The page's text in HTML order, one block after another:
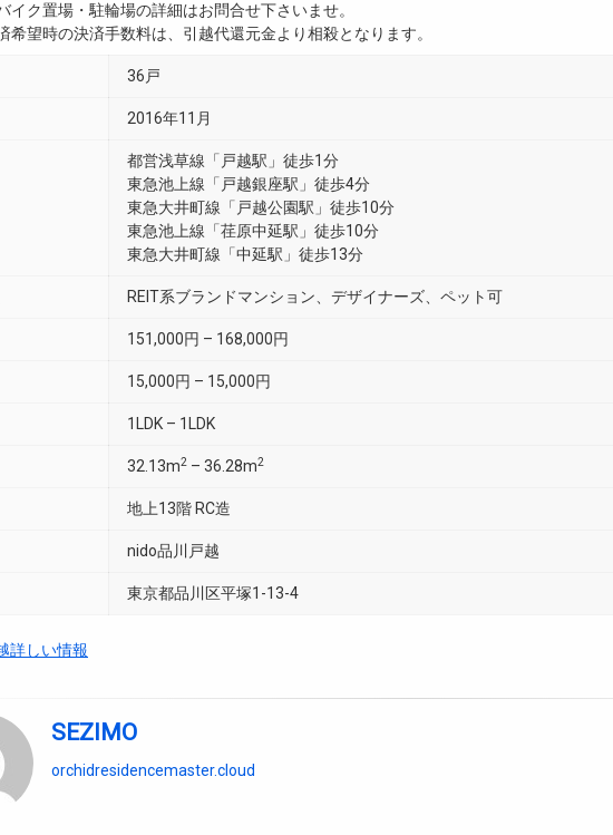
イク置場・駐輪場の詳細はお問合せ下さいませ。
希望時の決済手数料は、引越代還元金より相殺となります。
36戸
2016年11月
都営浅草線「戸越駅」徒歩1分
東急池上線「戸越銀座駅」徒歩4分
東急大井町線「戸越公園駅」徒歩10分
東急池上線「荏原中延駅」徒歩10分
東急大井町線「中延駅」徒歩13分
REIT系ブランドマンション、デザイナーズ、ペット可
151,000円 – 168,000円
15,000円 – 15,000円
1LDK – 1LDK
32.13m2 – 36.28m2
地上13階 RC造
nido品川戸越
東京都品川区平塚1-13-4
詳しい情報
SEZIMO
orchidresidencemaster.cloud